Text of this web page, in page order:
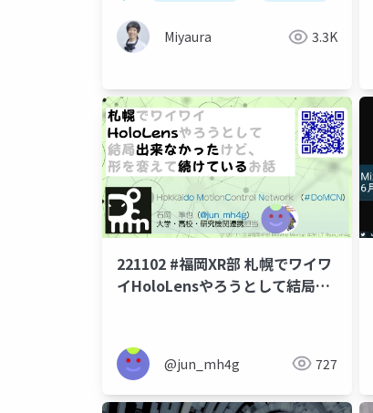
Miyaura 3.3K
221102 #福岡XR部 札幌でワイワ
イHoloLensやろうとして結局で
@jun_mh4g 727